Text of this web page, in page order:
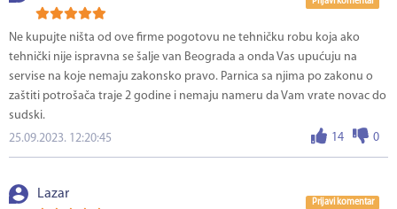
Ne kupujte ništa od ove firme pogotovu ne tehničku robu koja ako
tehnički nije ispravna se šalje van Beograda a onda Vas upućuju na
servise na koje nemaju zakonsko pravo. Parnica sa njima po zakonu o
zaštiti potrošača traje 2 godine i nemaju nameru da Vam vrate novac do
sudski.
14
0
25.09.2023. 12:20:45
Lazar
Prijavi komentar